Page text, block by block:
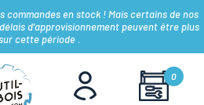
commandes en stock ! Mais certains de nos
d'approvisionnement peuvent être plus
cette période .
0
FRAISES & FORETS